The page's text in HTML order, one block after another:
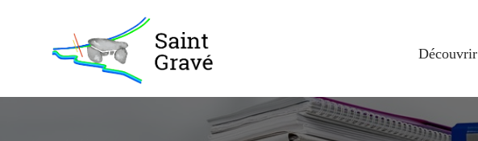
Découvrir